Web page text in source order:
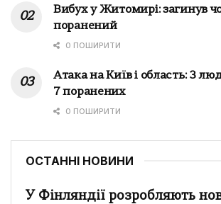
Вибух у Житомирі: загинув
поранений
0 ПОШИРИТИ
Атака на Київ і область: 3
7 поранених
0 ПОШИРИТИ
ОСТАННІ НОВИНИ
У Фінляндії розробляють